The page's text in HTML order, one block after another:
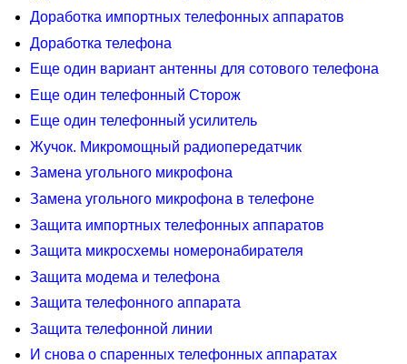
Доработка импортных телефонных аппаратов
Доработка телефона
Еще один вариант антенны для сотового телефона
Еще один телефонный Сторож
Еще один телефонный усилитель
Жучок. Микромощный радиопередатчик
Замена угольного микрофона
Замена угольного микрофона в телефоне
Защита импортных телефонных аппаратов
Защита микросхемы номеронабирателя
Защита модема и телефона
Защита телефонного аппарата
Защита телефонной линии
И снова о спаренных телефонных аппаратах